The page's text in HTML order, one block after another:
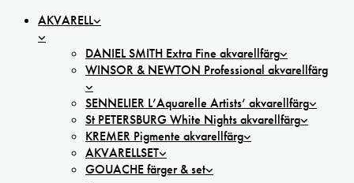
AKVARELL
DANIEL SMITH Extra Fine akvarellfärg
WINSOR & NEWTON Professional akvarellfärg
SENNELIER L’Aquarelle Artists’ akvarellfärg
St PETERSBURG White Nights akvarellfärg
KREMER Pigmente akvarellfärg
AKVARELLSET
GOUACHE färger & set